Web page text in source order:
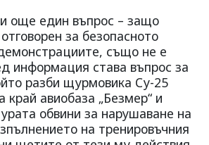
още един въпрос – защо
за безопасното
също не е
информация става въпрос за
разби щурмовика Су-25
край авиобаза „Безмер“ и
обвини за нарушаване на
на тренировъчния